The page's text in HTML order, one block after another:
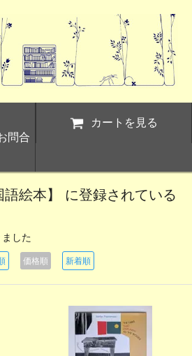
問合
カートを見る
語絵本】 に登録されている
した
価格順 新着順